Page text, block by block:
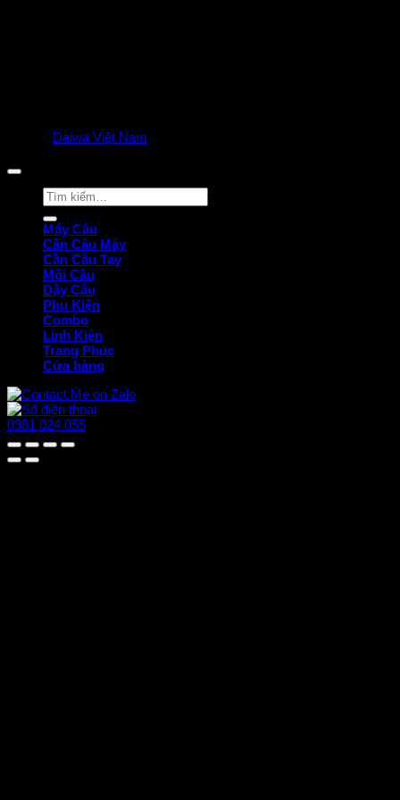
Daiwa Việt Nam
Tìm
kiếm:
Máy Câu
Cần Câu Máy
Cần Câu Tay
Mồi Câu
Dây Câu
Phụ Kiện
Combo
Linh Kiện
Trang Phục
Cửa hàng
0981 024 055